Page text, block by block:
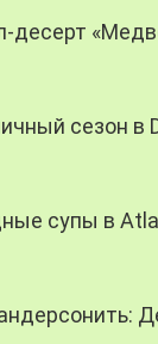
десерт
сезон в
супы в